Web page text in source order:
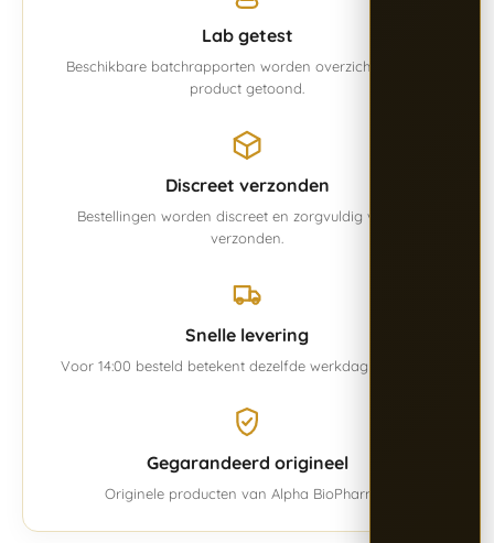
Lab getest
Beschikbare batchrapporten worden overzichtelijk per
product getoond.
Discreet verzonden
Bestellingen worden discreet en zorgvuldig verpakt
verzonden.
Snelle levering
Voor 14:00 besteld betekent dezelfde werkdag verwerkt.
Gegarandeerd origineel
Originele producten van Alpha BioPharma.